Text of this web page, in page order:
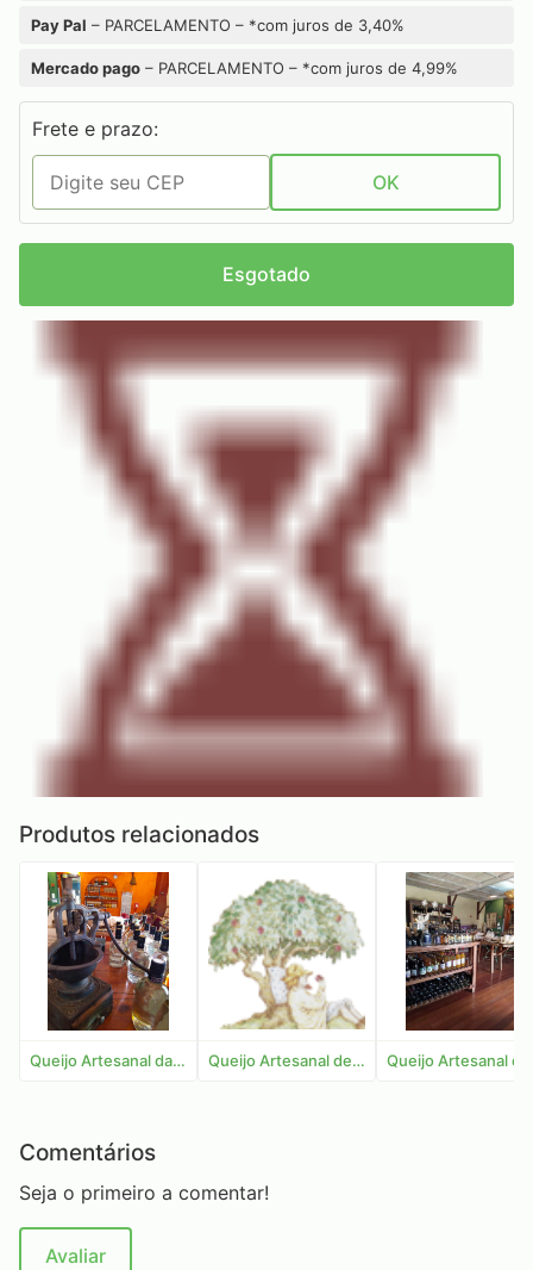
Pay Pal – PARCELAMENTO – *com juros de 3,40%
Mercado pago – PARCELAMENTO – *com juros de 4,99%
Frete e prazo:
OK
Esgotado
Produtos relacionados
Queijo Artesanal da Mantiqueira - Caipira Tradicional Queijo Artesanal de Alagoa - Mix - Metade
Comentários
Seja o primeiro a comentar!
Avaliar